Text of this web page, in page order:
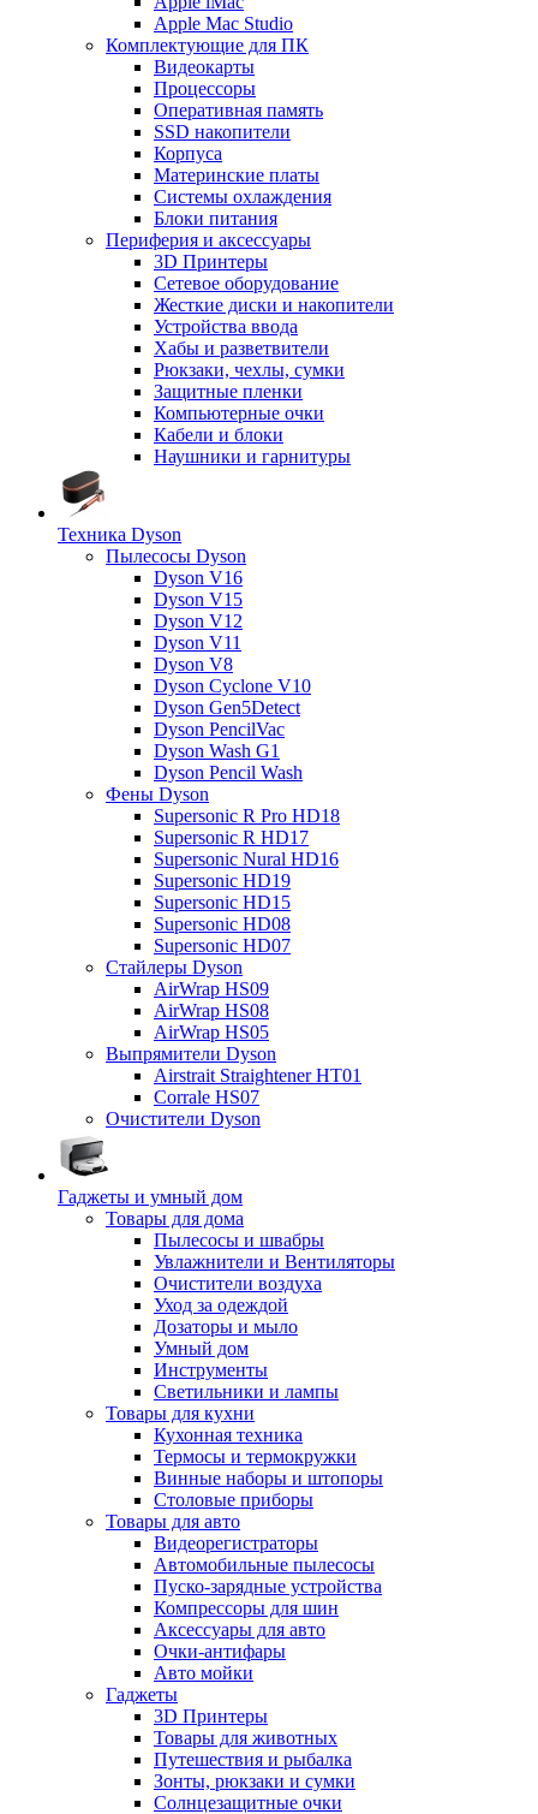
Apple Mac Studio
Комплектующие для ПК
Видеокарты
Процессоры
Оперативная память
SSD накопители
Корпуса
Материнские платы
Системы охлаждения
Блоки питания
Периферия и аксессуары
3D Принтеры
Сетевое оборудование
Жесткие диски и накопители
Устройства ввода
Хабы и разветвители
Рюкзаки, чехлы, сумки
Защитные пленки
Компьютерные очки
Кабели и блоки
Наушники и гарнитуры
Техника Dyson
Пылесосы Dyson
Dyson V16
Dyson V15
Dyson V12
Dyson V11
Dyson V8
Dyson Cyclone V10
Dyson Gen5Detect
Dyson PencilVac
Dyson Wash G1
Dyson Pencil Wash
Фены Dyson
Supersonic R Pro HD18
Supersonic R HD17
Supersonic Nural HD16
Supersonic HD19
Supersonic HD15
Supersonic HD08
Supersonic HD07
Стайлеры Dyson
AirWrap HS09
AirWrap HS08
AirWrap HS05
Выпрямители Dyson
Airstrait Straightener HT01
Corrale HS07
Очистители Dyson
Гаджеты и умный дом
Товары для дома
Пылесосы и швабры
Увлажнители и Вентиляторы
Очистители воздуха
Уход за одеждой
Дозаторы и мыло
Умный дом
Инструменты
Светильники и лампы
Товары для кухни
Кухонная техника
Термосы и термокружки
Винные наборы и штопоры
Столовые приборы
Товары для авто
Видеорегистраторы
Автомобильные пылесосы
Пуско-зарядные устройства
Компрессоры для шин
Аксессуары для авто
Очки-антифары
Авто мойки
Гаджеты
3D Принтеры
Товары для животных
Путешествия и рыбалка
Зонты, рюкзаки и сумки
Солнцезащитные очки